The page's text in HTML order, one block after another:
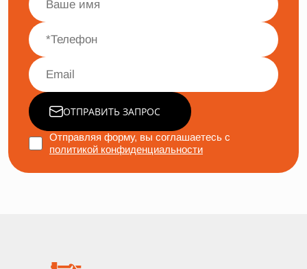
ОТПРАВИТЬ ЗАПРОС
Отправляя форму, вы соглашаетесь с
политикой конфиденциальности